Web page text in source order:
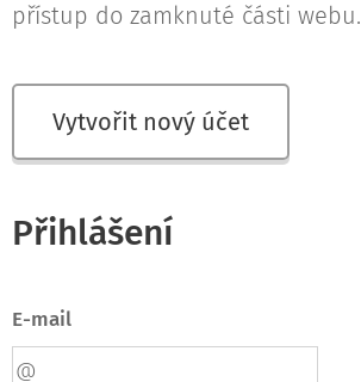
přístup do zamknuté části webu.
Vytvořit nový účet
Přihlášení
E-mail